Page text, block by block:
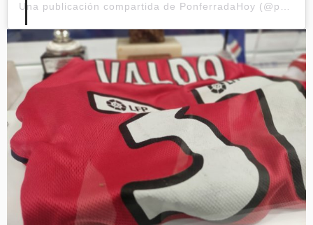
Una publicación compartida de PonferradaHoy (@ponferradahoy)